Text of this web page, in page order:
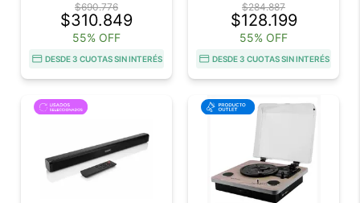
$690.776
$310.849
55% OFF
DESDE 3 CUOTAS SIN INTERÉS
$284.887
$128.199
55% OFF
DESDE 3 CUOTAS SIN INTERÉS